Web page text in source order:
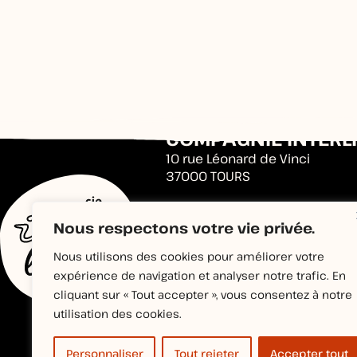
Nous respectons votre vie privée.
Nous utilisons des cookies pour améliorer votre
expérience de navigation et analyser notre trafic. En
cliquant sur « Tout accepter », vous consentez à notre
utilisation des cookies.
Personnaliser Tout rejeter Accepter tout
COMPAGNIE
10 rue Léonard de Vinci
37000 TOURS